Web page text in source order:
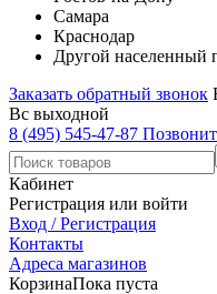
Самара
Краснодар
Другой населенный
Заказать обратный звонок
Вс выходной
8 (495) 545-47-87
Кабинет
Регистрация или войти
Вход / Регистрация
Контакты
Адреса магазинов
КорзинаПока пуста